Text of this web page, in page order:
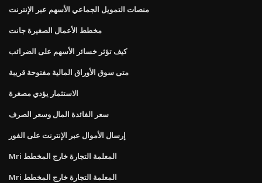
منصات التمويل الجماعي الأسهم عبر الإنترنت
مخطط الأعمال الصغيرة جانت
كيف تؤثر خسائر الأسهم على الضرائب
متى سوق الأوراق المالية مفتوحة قريبة
الاستثمار يؤدي مصغرة
سعر الفائدة المال وسعر الصرف
إرسال الأموال عبر الإنترنت على الفور
Mri المعلمة التجارة خارج المخطط
Mri المعلمة التجارة خارج المخطط